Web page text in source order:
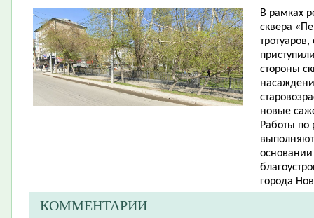
​В рамках
сквера
стороны
новые
Работы по
города
КОММЕНТАРИИ